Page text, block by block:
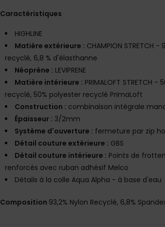
Caractéristiques
HIGHLINE
Matière extérieure : CHAMPION STRETCH -
recyclé, 6,8 % d'élasthanne
Néoprène : LEVIPRENE
Matière intérieure : PRIMALOFT STRETCH -
recyclé, 50% polyester recyclé PrimaLoft
Construction : combinaison intégrale
Épaisseur : 3/2mm
Système d'ouverture : fermeture par zip
Détail couture extérieure : GBS
Détail couture intérieure : Points de
renforcés avec ruban adhésif Melco
Détails à la colle Aqua Alpha - à base d'eau
Composition 93,2% Nylon Recyclé, 6,8%